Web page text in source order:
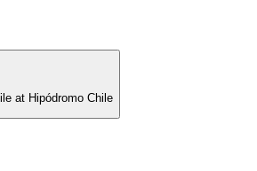
at Hipódromo Chile